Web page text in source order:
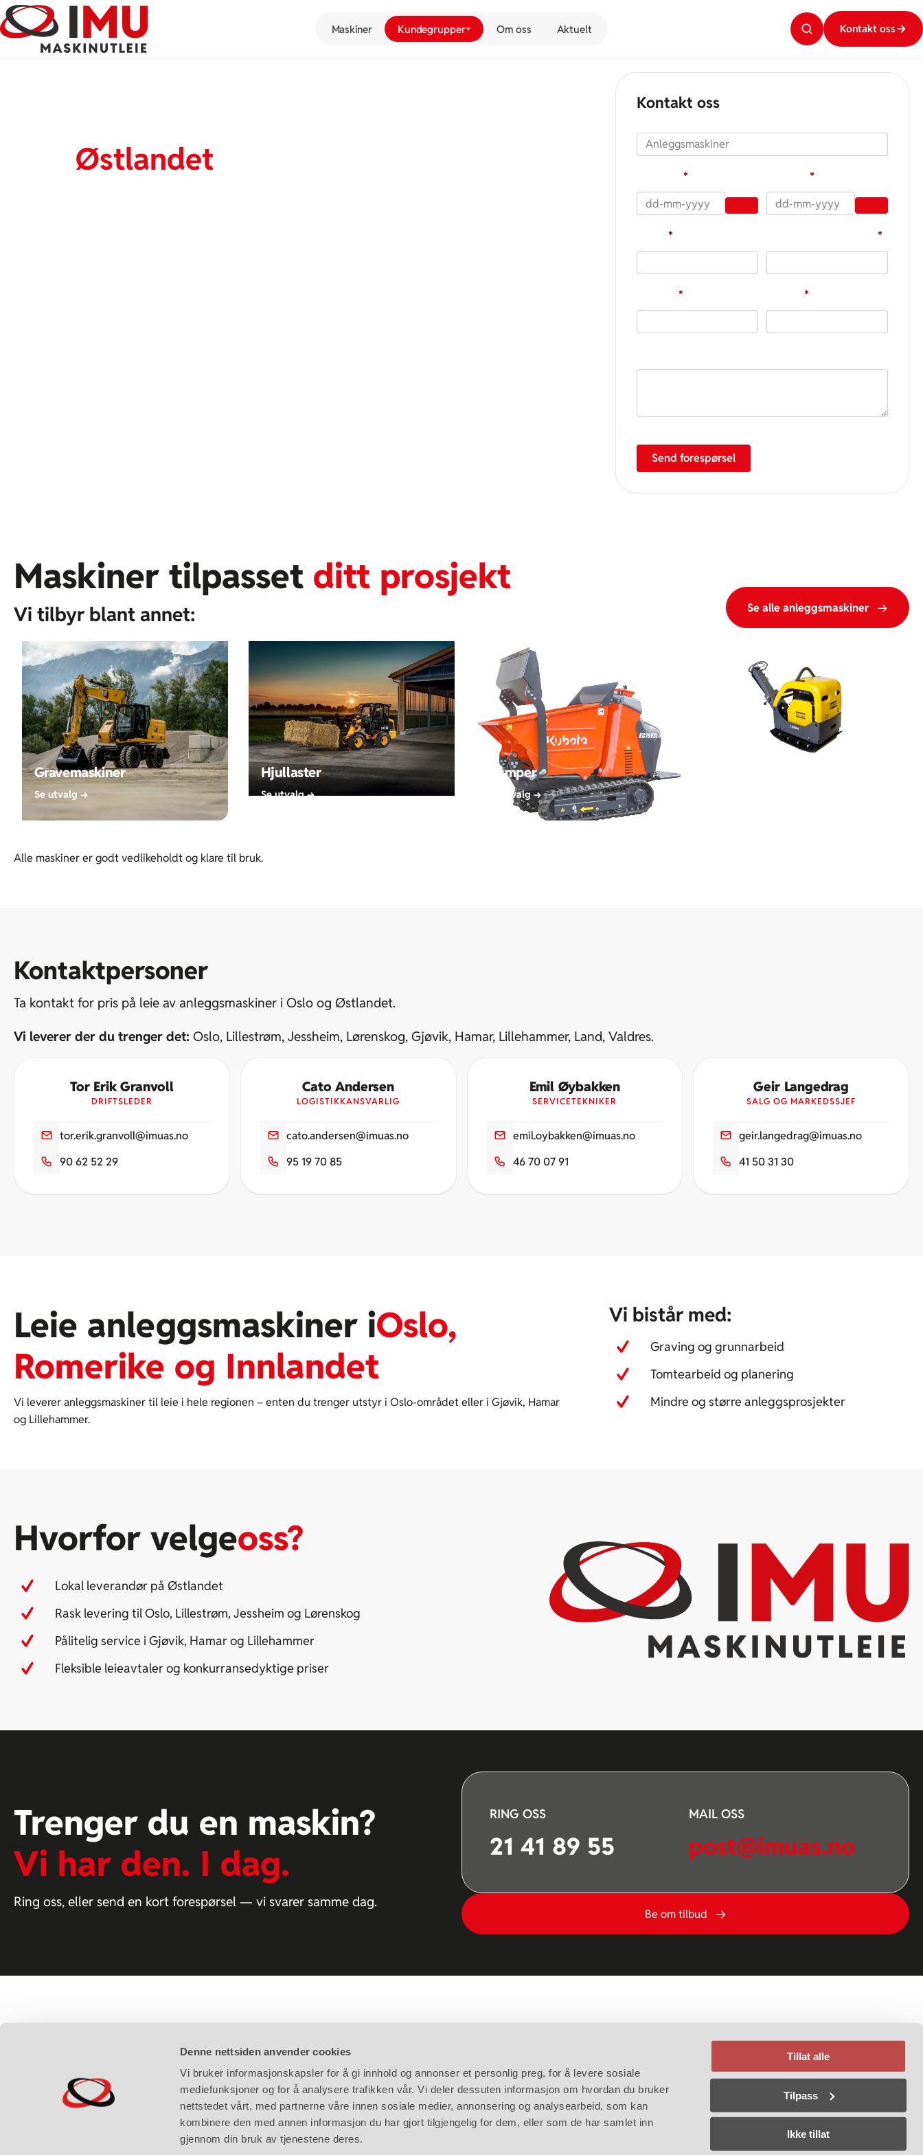
Denne nettsiden anvender cookies
Vi bruker informasjonskapsler for å gi innhold og annonser et personlig preg, for å levere sosiale
mediefunksjoner og for å analysere trafikken vår. Vi deler dessuten informasjon om hvordan du bruker
nettstedet vårt, med partnerne våre innen sosiale medier, annonsering og analysearbeid, som kan
kombinere den med annen informasjon du har gjort tilgjengelig for dem, eller som de har samlet inn
gjennom din bruk av tjenestene deres.
Tillat alle
Tilpass
Ikke tillat
Maskiner Kundegrupper Om oss Aktuelt Kontakt oss
Østlandet
Kontakt oss
* *
* *
* *
Send forespørsel
Maskiner tilpasset ditt prosjekt
Vi tilbyr blant annet: Se alle anleggsmaskiner
Gravemaskiner
Se utvalg →
Hjullaster
Se utvalg →
Dumper
Se utvalg →
Alle maskiner er godt vedlikeholdt og klare til bruk.
Kontaktpersoner
Ta kontakt for pris på leie av anleggsmaskiner i Oslo og Østlandet.
Vi leverer der du trenger det: Oslo, Lillestrøm, Jessheim, Lørenskog, Gjøvik, Hamar, Lillehammer, Land, Valdres.
Tor Erik Granvoll
DRIFTSLEDER
tor.erik.granvoll@imuas.no
90 62 52 29
Cato Andersen
LOGISTIKKANSVARLIG
cato.andersen@imuas.no
95 19 70 85
Emil Øybakken
SERVICETEKNIKER
emil.oybakken@imuas.no
46 70 07 91
Geir Langedrag
SALG OG MARKEDSSJEF
geir.langedrag@imuas.no
41 50 31 30
Leie anleggsmaskiner iOslo,
Romerike og Innlandet
Vi leverer anleggsmaskiner til leie i hele regionen – enten du trenger utstyr i Oslo-området eller i Gjøvik, Hamar
og Lillehammer.
Vi bistår med:
Graving og grunnarbeid
Tomtearbeid og planering
Mindre og større anleggsprosjekter
Hvorfor velgeoss?
Lokal leverandør på Østlandet
Rask levering til Oslo, Lillestrøm, Jessheim og Lørenskog
Pålitelig service i Gjøvik, Hamar og Lillehammer
Fleksible leieavtaler og konkurransedyktige priser
Trenger du en maskin?
Vi har den. I dag.
Ring oss, eller send en kort forespørsel — vi svarer samme dag.
RING OSS
21 41 89 55
MAIL OSS
post@imuas.no
Be om tilbud
Innlandet Maskinutleie AS
Ulvasvevegen 12, 2870 Dokka
Org.nr 820 572 912
Informasjon
Sertifiseringer